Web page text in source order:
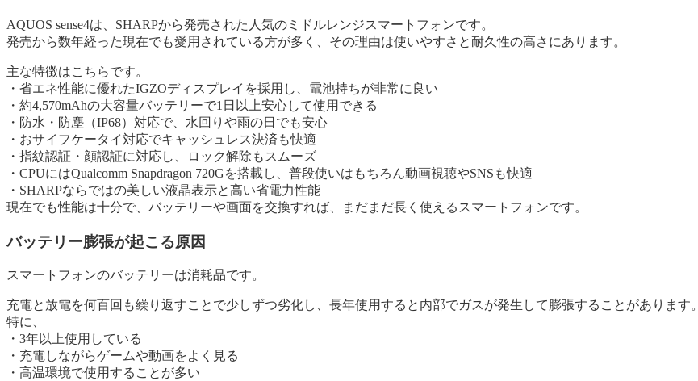
AQUOS sense4は、SHARPから発売された人気のミドルレンジスマートフォンです。
発売から数年経った現在でも愛用されている方が多く、その理由は使いやすさと耐久性の高さにあります。
主な特徴はこちらです。
・省エネ性能に優れたIGZOディスプレイを採用し、電池持ちが非常に良い
・約4,570mAhの大容量バッテリーで1日以上安心して使用できる
・防水・防塵（IP68）対応で、水回りや雨の日でも安心
・おサイフケータイ対応でキャッシュレス決済も快適
・指紋認証・顔認証に対応し、ロック解除もスムーズ
・CPUにはQualcomm Snapdragon 720Gを搭載し、普段使いはもちろん動画視聴やSNSも快適
・SHARPならではの美しい液晶表示と高い省電力性能
現在でも性能は十分で、バッテリーや画面を交換すれば、まだまだ長く使えるスマートフォンです。
バッテリー膨張が起こる原因
スマートフォンのバッテリーは消耗品です。
充電と放電を何百回も繰り返すことで少しずつ劣化し、長年使用すると内部でガスが発生して膨張することがあります。
特に、
・3年以上使用している
・充電しながらゲームや動画をよく見る
・高温環境で使用することが多い